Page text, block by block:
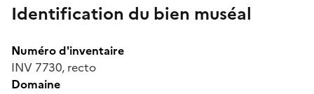
Identification du bien muséal
Numéro d'inventaire
INV 7730, recto
Domaine